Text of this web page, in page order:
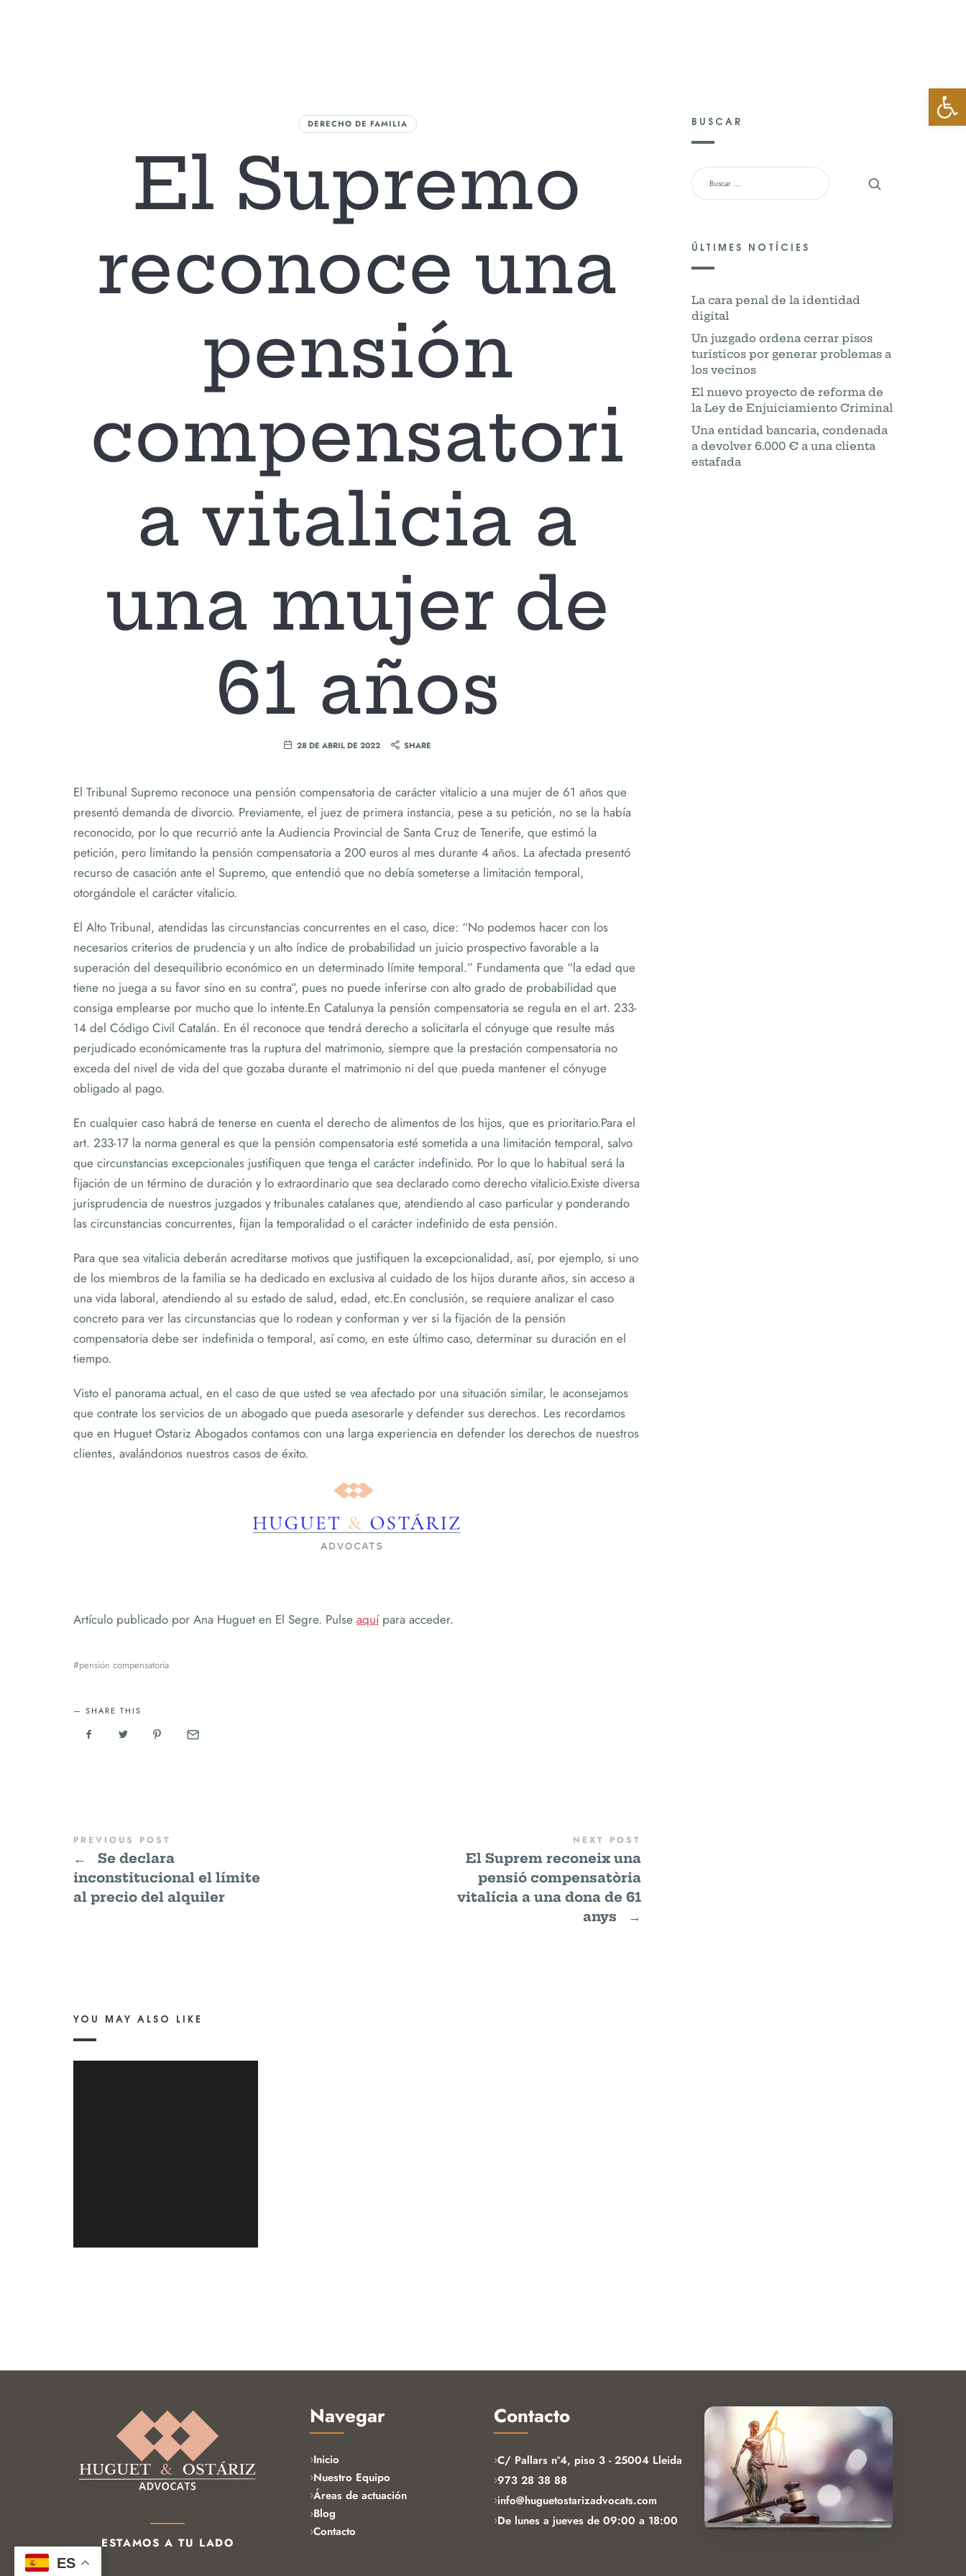
DERECHO DE FAMILIA
El Supremo
reconoce una
pensión
compensatori
a vitalicia a
una mujer de
61 años
28 DE ABRIL DE 2022 SHARE
El Tribunal Supremo reconoce una pensión compensatoria de carácter vitalicio a una mujer de 61 años que
presentó demanda de divorcio. Previamente, el juez de primera instancia, pese a su petición, no se la había
reconocido, por lo que recurrió ante la Audiencia Provincial de Santa Cruz de Tenerife, que estimó la
petición, pero limitando la pensión compensatoria a 200 euros al mes durante 4 años. La afectada presentó
recurso de casación ante el Supremo, que entendió que no debía someterse a limitación temporal,
otorgándole el carácter vitalicio.
El Alto Tribunal, atendidas las circunstancias concurrentes en el caso, dice: “No podemos hacer con los
necesarios criterios de prudencia y un alto índice de probabilidad un juicio prospectivo favorable a la
superación del desequilibrio económico en un determinado límite temporal.” Fundamenta que “la edad que
tiene no juega a su favor sino en su contra”, pues no puede inferirse con alto grado de probabilidad que
consiga emplearse por mucho que lo intente.En Catalunya la pensión compensatoria se regula en el art. 233-
14 del Código Civil Catalán. En él reconoce que tendrá derecho a solicitarla el cónyuge que resulte más
perjudicado económicamente tras la ruptura del matrimonio, siempre que la prestación compensatoria no
exceda del nivel de vida del que gozaba durante el matrimonio ni del que pueda mantener el cónyuge
obligado al pago.
En cualquier caso habrá de tenerse en cuenta el derecho de alimentos de los hijos, que es prioritario.Para el
art. 233-17 la norma general es que la pensión compensatoria esté sometida a una limitación temporal, salvo
que circunstancias excepcionales justifiquen que tenga el carácter indefinido. Por lo que lo habitual será la
fijación de un término de duración y lo extraordinario que sea declarado como derecho vitalicio.Existe diversa
jurisprudencia de nuestros juzgados y tribunales catalanes que, atendiendo al caso particular y ponderando
las circunstancias concurrentes, fijan la temporalidad o el carácter indefinido de esta pensión.
Para que sea vitalicia deberán acreditarse motivos que justifiquen la excepcionalidad, así, por ejemplo, si uno
de los miembros de la familia se ha dedicado en exclusiva al cuidado de los hijos durante años, sin acceso a
una vida laboral, atendiendo al su estado de salud, edad, etc.En conclusión, se requiere analizar el caso
concreto para ver las circunstancias que lo rodean y conforman y ver si la fijación de la pensión
compensatoria debe ser indefinida o temporal, así como, en este último caso, determinar su duración en el
tiempo.
Visto el panorama actual, en el caso de que usted se vea afectado por una situación similar, le aconsejamos
que contrate los servicios de un abogado que pueda asesorarle y defender sus derechos. Les recordamos
que en Huguet Ostariz Abogados contamos con una larga experiencia en defender los derechos de nuestros
clientes, avalándonos nuestros casos de éxito.
Artículo publicado por Ana Huguet en El Segre. Pulse aquípara acceder.
pensión compensatoria
SHARE THIS
PREVIOUS POST
←
Se declara
inconstitucional el límite
al precio del alquiler
NEXT POST
El Suprem reconeix una
pensió compensatòria
vitalícia a una dona de 61
anys
→
YOU MAY ALSO LIKE
BUSCAR
ÚLTIMES NOTÍCIES
La cara penal de la identidad
digital
Un juzgado ordena cerrar pisos
turísticos por generar problemas a
los vecinos
El nuevo proyecto de reforma de
la Ley de Enjuiciamiento Criminal
Una entidad bancaria, condenada
a devolver 6.000 € a una clienta
estafada
ESTAMOS A TU LADO
Navegar
Inicio
Nuestro Equipo
Áreas de actuación
Blog
Contacto
Contacto
›C/ Pallars nº4, piso 3 - 25004 Lleida
›973 28 38 88
›info@huguetostarizadvocats.com
›De lunes a jueves de 09:00 a 18:00
ES
Abrir